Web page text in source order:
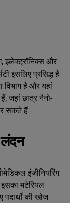
इलेक्ट्रॉनिक्स और
इसलिए प्रसिद्ध है
विभाग है और यहां
जहां छात्र नैनो-
सकते हैं।
लंदन
इंजीनियरिंग
मटेरियल
की खोज